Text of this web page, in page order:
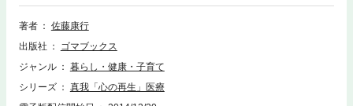
著者
佐藤康行
出版社
ゴマブックス
ジャンル
暮らし・健康・子育て
シリーズ
真我「心の再生」医療